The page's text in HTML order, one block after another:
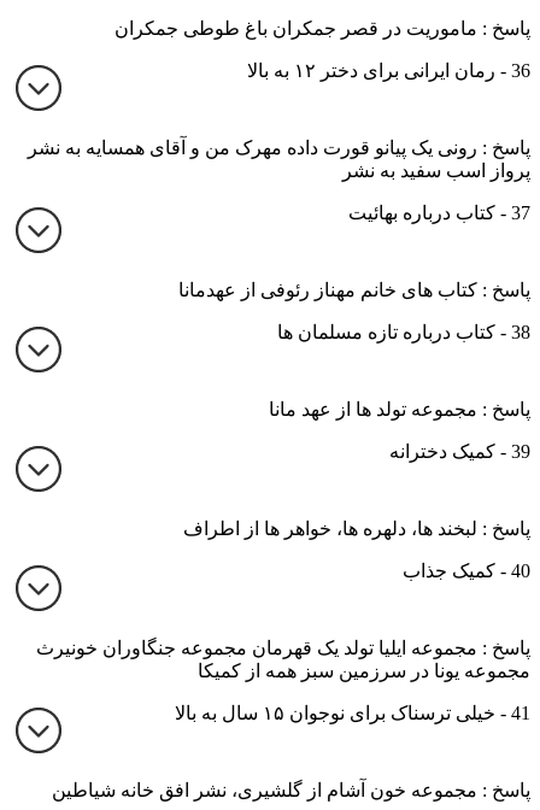
پاسخ : ماموریت در قصر جمکران باغ طوطی جمکران
36 - رمان ایرانی برای دختر ۱۲ به بالا
پاسخ : رونی یک پیانو قورت داده مهرک من و آقای همسایه به نشر
پرواز اسب سفید به نشر
37 - کتاب درباره بهائیت
پاسخ : کتاب های خانم مهناز رئوفی از عهدمانا
38 - کتاب درباره تازه مسلمان ها
پاسخ : مجموعه تولد ها از عهد مانا
39 - کمیک دخترانه
پاسخ : لبخند ها، دلهره ها، خواهر ها از اطراف
40 - کمیک جذاب
پاسخ : مجموعه ایلیا تولد یک قهرمان مجموعه جنگاوران خونیرث
مجموعه یونا در سرزمین سبز همه از کمیکا
41 - خیلی ترسناک برای نوجوان ۱۵ سال به بالا
پاسخ : مجموعه خون آشام از گلشیری، نشر افق خانه شیاطین